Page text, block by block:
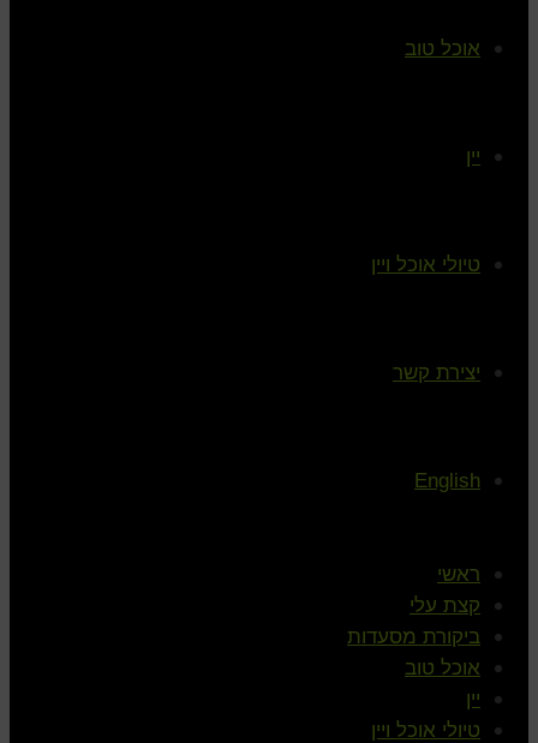
אוכל טוב
יין
טיולי אוכל ויין
יצירת קשר
English
ראשי
קצת עלי
ביקורת מסעדות
אוכל טוב
יין
טיולי אוכל ויין